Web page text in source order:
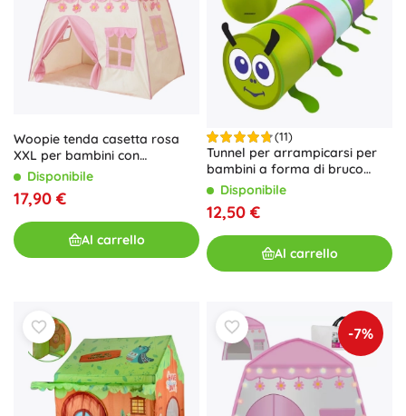
Woopie tenda casetta rosa
XXL per bambini con
pavimento
Disponibile
17,90 €
Al carrello
(11)
Tunnel per arrampicarsi per
bambini a forma di bruco
KRUZZEL
Disponibile
12,50 €
Al carrello
-7%